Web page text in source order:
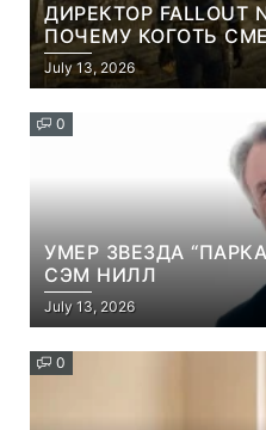
ДИРЕКТОР FALLOUT
ПОЧЕМУ КОГОТЬ
НАМЕРЕННО СНОСИТ
July 13, 2026
0
УМЕР ЗВЕЗДА
СЭМ НИЛЛ
July 13, 2026
0